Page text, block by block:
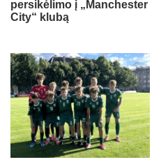
persikėlimo į „Manchester
City“ klubą